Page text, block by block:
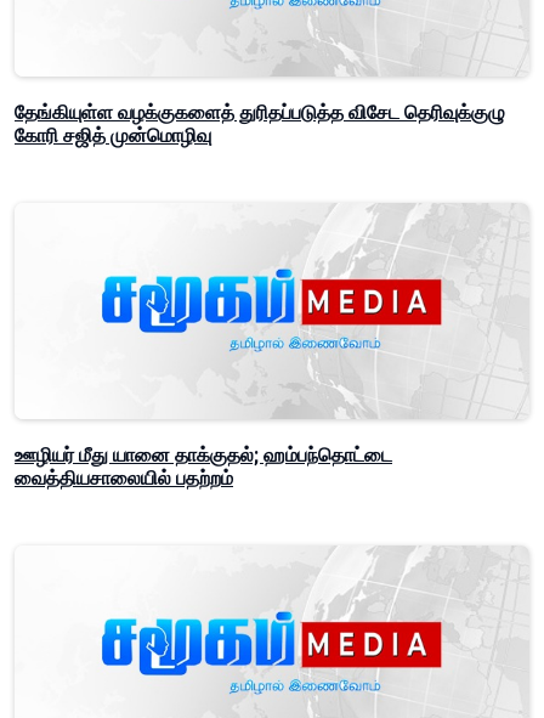
தேங்கியுள்ள வழக்குகளைத் துரிதப்படுத்த விசேட தெரிவுக்குழு
கோரி சஜித் முன்மொழிவு
ஊழியர் மீது யானை தாக்குதல்; ஹம்பந்தொட்டை
வைத்தியசாலையில் பதற்றம்